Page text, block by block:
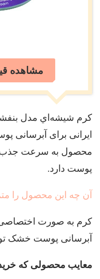
مشاهده
كرم شيشه‌اي مدل
ایرانی برای
محصول به سرعت
پوست دارد.
آن چه این محصول را
کرم به صورت
آبرسانی پوست خشک
معایب محصولی که